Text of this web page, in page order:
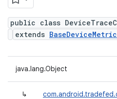
public class
extends
java.lang.Object
↳